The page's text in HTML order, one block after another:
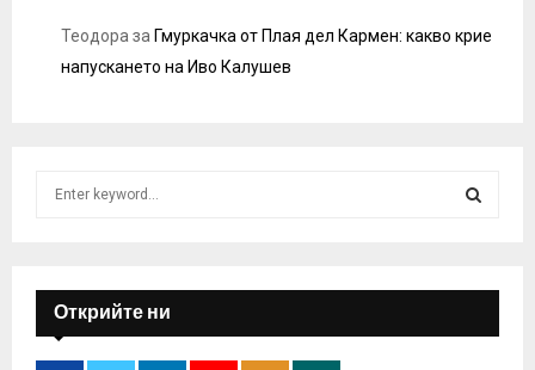
Теодораза Гмуркачка от Плая дел Кармен: какво крие
напускането на Иво Калушев
f
o
E
A
Открийте ни